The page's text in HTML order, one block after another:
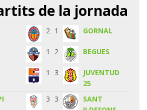
de la jornada
2 1 GORNAL
1 2 BEGUES
1 3
JUVENTUD
25
3 3
SANT